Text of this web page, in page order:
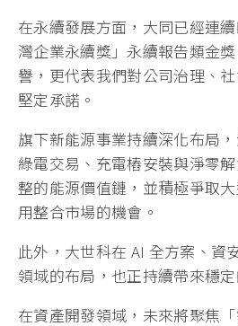
在永續發展方面，大同已經連
灣企業永續獎」永續報告類金
譽，更代表我們對公司治理、
堅定承諾。
旗下新能源事業持續深化布局
綠電交易、充電樁安裝與淨零
整的能源價值鏈，並積極爭取
用整合市場的機會。
此外，大世科在 AI 全方案、資
領域的布局，也正持續帶來穩定
在資產開發領域，未來將聚焦